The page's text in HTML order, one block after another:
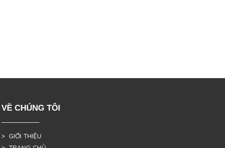
VỀ CHÚNG TÔI
> GIỚI THIỆU